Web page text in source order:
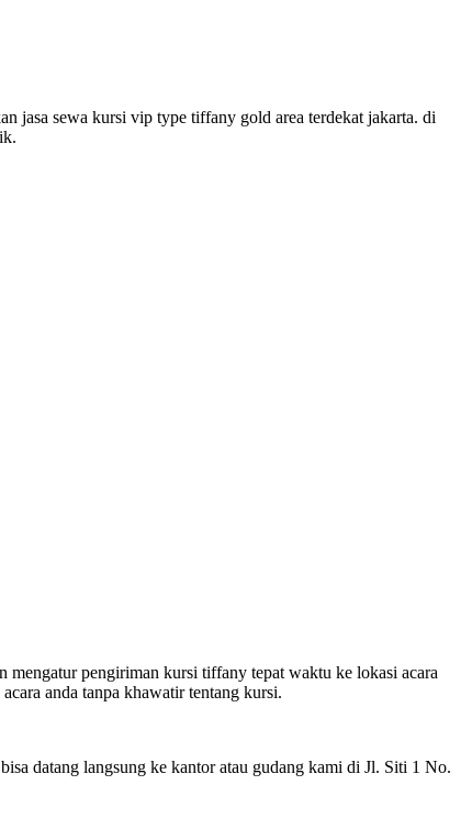
jasa sewa kursi vip type tiffany gold area terdekat jakarta. di
mengatur pengiriman kursi tiffany tepat waktu ke lokasi acara
anda tanpa khawatir tentang kursi.
datang langsung ke kantor atau gudang kami di Jl. Siti 1 No.